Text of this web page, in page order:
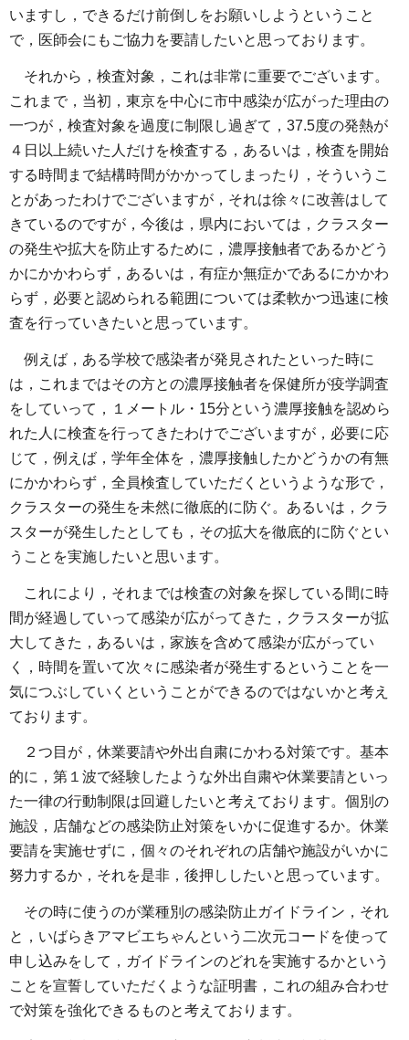
いますし，できるだけ前倒しをお願いしようということ
で，医師会にもご協力を要請したいと思っております。
それから，検査対象，これは非常に重要でございます。
これまで，当初，東京を中心に市中感染が広がった理由の
一つが，検査対象を過度に制限し過ぎて，37.5度の発熱が
４日以上続いた人だけを検査する，あるいは，検査を開始
する時間まで結構時間がかかってしまったり，そういうこ
とがあったわけでございますが，それは徐々に改善はして
きているのですが，今後は，県内においては，クラスター
の発生や拡大を防止するために，濃厚接触者であるかどう
かにかかわらず，あるいは，有症か無症かであるにかかわ
らず，必要と認められる範囲については柔軟かつ迅速に検
査を行っていきたいと思っています。
例えば，ある学校で感染者が発見されたといった時に
は，これまではその方との濃厚接触者を保健所が疫学調査
をしていって，１メートル・15分という濃厚接触を認めら
れた人に検査を行ってきたわけでございますが，必要に応
じて，例えば，学年全体を，濃厚接触したかどうかの有無
にかかわらず，全員検査していただくというような形で，
クラスターの発生を未然に徹底的に防ぐ。あるいは，クラ
スターが発生したとしても，その拡大を徹底的に防ぐとい
うことを実施したいと思います。
これにより，それまでは検査の対象を探している間に時
間が経過していって感染が広がってきた，クラスターが拡
大してきた，あるいは，家族を含めて感染が広がってい
く，時間を置いて次々に感染者が発生するということを一
気につぶしていくということができるのではないかと考え
ております。
２つ目が，休業要請や外出自粛にかわる対策です。基本
的に，第１波で経験したような外出自粛や休業要請といっ
た一律の行動制限は回避したいと考えております。個別の
施設，店舗などの感染防止対策をいかに促進するか。休業
要請を実施せずに，個々のそれぞれの店舗や施設がいかに
努力するか，それを是非，後押ししたいと思っています。
その時に使うのが業種別の感染防止ガイドライン，それ
と，いばらきアマビエちゃんという二次元コードを使って
申し込みをして，ガイドラインのどれを実施するかという
ことを宣誓していただくような証明書，これの組み合わせ
で対策を強化できるものと考えております。